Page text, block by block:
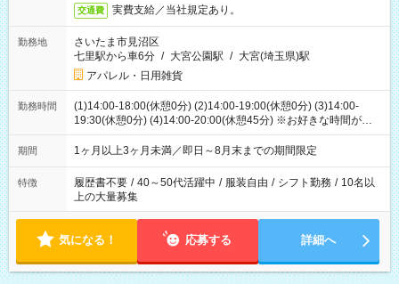
交通費 実費支給／当社規定あり。
勤務地
さいたま市見沼区
七里駅から車6分 / 大宮公園駅 / 大宮(埼玉県)駅
アパレル・日用雑貨
勤務時間
(1)14:00-18:00(休憩0分) (2)14:00-19:00(休憩0分) (3)14:00-
19:30(休憩0分) (4)14:00-20:00(休憩45分) ※お好きな時間が選べ
ます
期間 1ヶ月以上3ヶ月未満／即日～8月末までの期間限定
特徴 履歴書不要 / 40～50代活躍中 / 服装自由 / シフト勤務 / 10名以
上の大量募集
気になる！ 応募する 詳細へ